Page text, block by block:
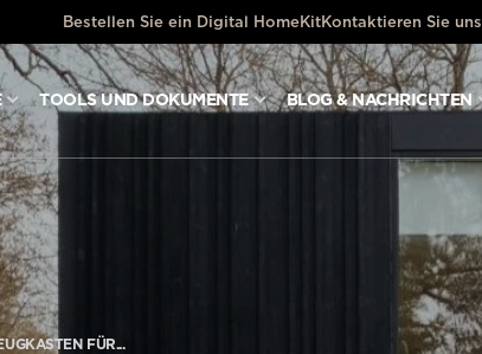
Bestellen Sie ein Digital HomeKitKontaktieren Sie uns
TOOLS UND DOKUMENTE BLOG & NACHRICHTEN
FÜR...